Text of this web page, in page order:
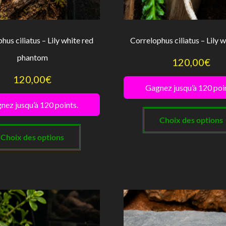
ciliatus – Lily white red
phantom
120,00€
jusqu’à 120 points.
Choix des options
Ce
a
Les
options
peuvent
Correlophus ciliatus – Lily
120,00€
Gagnez jusqu’à 120
Choix des options